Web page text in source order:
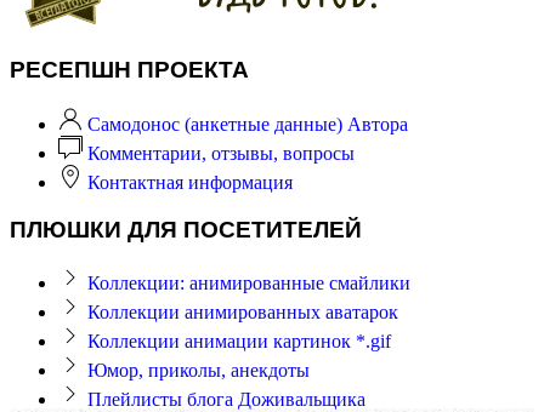
РЕСЕПШН ПРОЕКТА
Самодонос (анкетные данные) Автора
Комментарии, отзывы, вопросы
Контактная информация
ПЛЮШКИ ДЛЯ ПОСЕТИТЕЛЕЙ
Коллекции: анимированные смайлики
Коллекции анимированных аватарок
Коллекции анимации картинок *.gif
Юмор, приколы, анекдоты
Плейлисты блога Доживальщика